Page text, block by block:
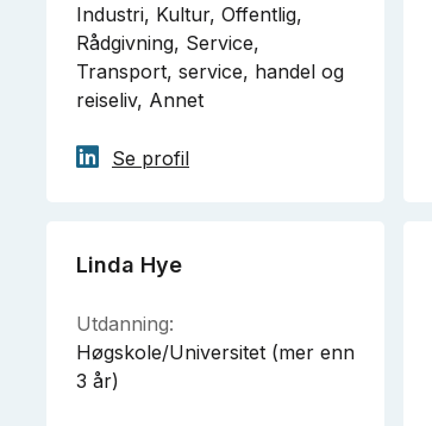
Industri, Kultur, Offentlig,
Rådgivning, Service,
Transport, service, handel og
reiseliv, Annet
Se profil
Linda Hye
Utdanning:
Høgskole/Universitet (mer enn
3 år)